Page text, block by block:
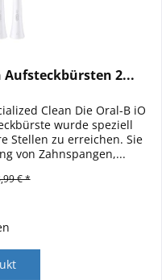
Aufsteckbürsten 2...
Clean Die Oral-B iO
wurde speziell
Stellen zu erreichen. Sie
von Zahnspangen,...
€ *